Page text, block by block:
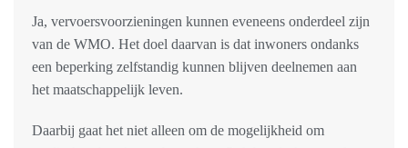
Ja, vervoersvoorzieningen kunnen eveneens onderdeel zijn
van de WMO. Het doel daarvan is dat inwoners ondanks
een beperking zelfstandig kunnen blijven deelnemen aan
het maatschappelijk leven.
Daarbij gaat het niet alleen om de mogelijkheid om